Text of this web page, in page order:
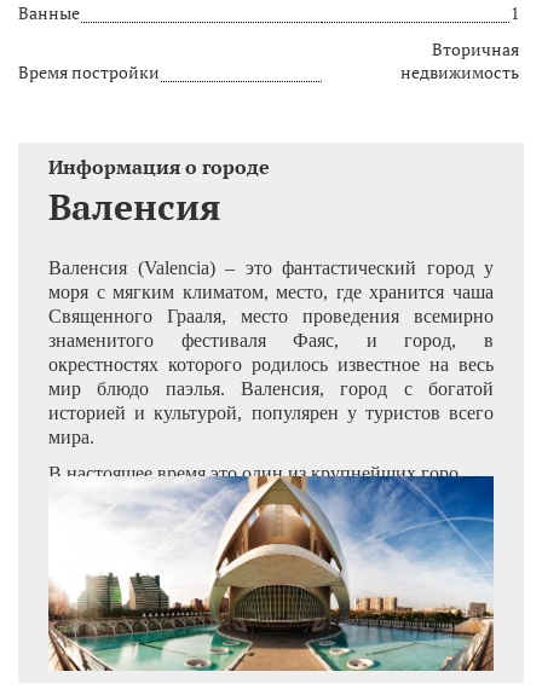
Ванные
1
Время постройки
Вторичная
недвижимость
Информация о городе
Валенсия
Валенсия (Valencia) – это фантастический город у
моря с мягким климатом, место, где хранится чаша
Священного Грааля, место проведения всемирно
знаменитого фестиваля Фаяс, и город, в
окрестностях которого родилось известное на весь
мир блюдо паэлья. Валенсия, город с богатой
историей и культурой, популярен у туристов всего
мира.
В настоящее время это один из крупнейших горо..